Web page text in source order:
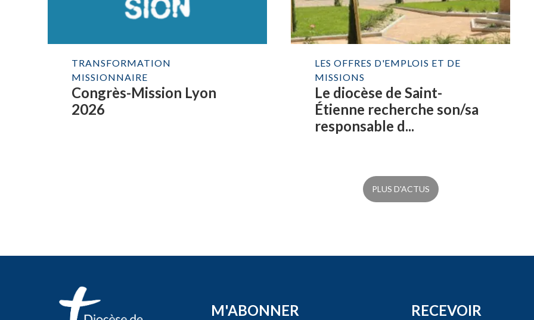
TRANSFORMATION
MISSIONNAIRE
Congrès-Mission Lyon
2026
LES OFFRES D'EMPLOIS ET DE
MISSIONS
Le diocèse de Saint-
Étienne recherche son/sa
responsable d...
PLUS D'ACTUS
M'ABONNER
RECEVOIR